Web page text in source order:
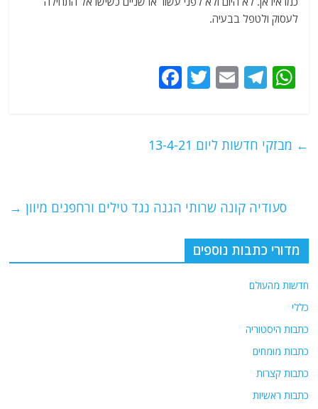
לעסוק ולטפל בבעיה.
W
s
p
T
g
E
l
T
er
e
o
← מבזקי חדשות ליום 13-4-21
סעודיה קונה שרותי הגנה נגד טילים ורחפנים מיוון →
מדורי כתבות נוספים
חדשות מהעולם
כללי
כתבות היסטוריה
כתבות מומחים
כתבות קצרות
כתבות ראשיות